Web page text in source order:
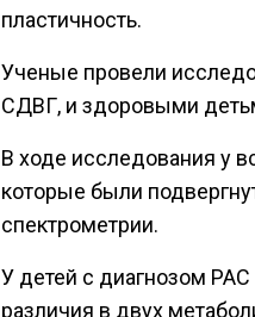
пластичность.
Ученые провели
СДВГ, и здоровыми
В ходе исследования у
которые были
спектрометрии.
У детей с диагнозом
различия в двух